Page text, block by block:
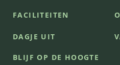
FACILITEITEN
DAGJE UIT
BLIJF OP DE HOOGTE